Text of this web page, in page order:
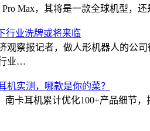
Max，其将是一款全球机型，
行业洗牌或将来临
观察报记者，做人形机器人的公
业…
机实测，哪款是你的菜？
南卡耳机累计优化100+产品细节